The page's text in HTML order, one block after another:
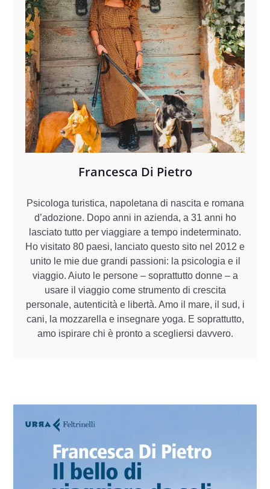
Francesca Di Pietro
Psicologa turistica, napoletana di nascita e romana
d’adozione. Dopo anni in azienda, a 31 anni ho
lasciato tutto per viaggiare a tempo indeterminato.
Ho visitato 80 paesi, lanciato questo sito nel 2012 e
unito le mie due grandi passioni: la psicologia e il
viaggio. Aiuto le persone – soprattutto donne – a
usare il viaggio come strumento di crescita
personale, autenticità e libertà. Amo il mare, il sud, i
cani, la mozzarella e insegnare yoga. E soprattutto,
amo ispirare chi è pronto a scegliersi davvero.